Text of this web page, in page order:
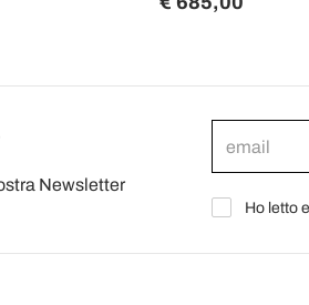
Newsletter
Ho letto